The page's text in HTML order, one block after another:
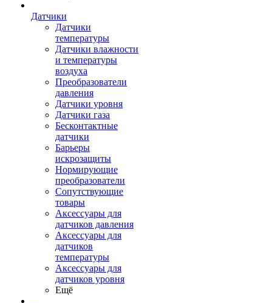
Датчики
Датчики
температуры
Датчики влажности
и температуры
воздуха
Преобразователи
давления
Датчики уровня
Датчики газа
Бесконтактные
датчики
Барьеры
искрозащиты
Нормирующие
преобразователи
Сопутствующие
товары
Аксессуары для
датчиков давления
Аксессуары для
датчиков
температуры
Аксессуары для
датчиков уровня
Ещё